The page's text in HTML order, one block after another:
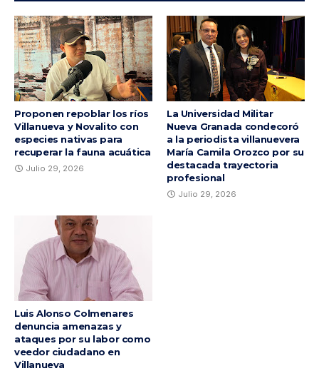
Proponen repoblar los ríos
Villanueva y Novalito con
especies nativas para
recuperar la fauna acuática
Julio 29, 2026
La Universidad Militar
Nueva Granada condecoró
a la periodista villanuevera
María Camila Orozco por su
destacada trayectoria
profesional
Julio 29, 2026
Luis Alonso Colmenares
denuncia amenazas y
ataques por su labor como
veedor ciudadano en
Villanueva